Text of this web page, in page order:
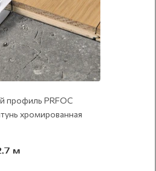
профиль PRFOC
хромированная
м